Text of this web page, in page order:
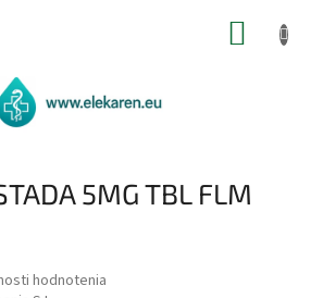
5MG TBL FLM
hodnotenia